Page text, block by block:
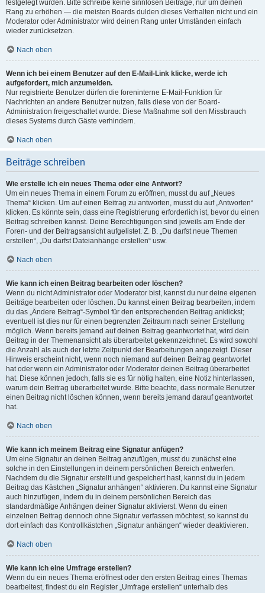
festgelegt wurden. Bitte schreibe keine sinnlosen Beiträge, nur um deinen
Rang zu erhöhen — die meisten Boards dulden dieses Verhalten nicht und ein
Moderator oder Administrator wird deinen Rang unter Umständen einfach
wieder zurücksetzen.
Nach oben
Wenn ich bei einem Benutzer auf den E-Mail-Link klicke, werde ich
aufgefordert, mich anzumelden.
Nur registrierte Benutzer dürfen die foreninterne E-Mail-Funktion für
Nachrichten an andere Benutzer nutzen, falls diese von der Board-
Administration freigeschaltet wurde. Diese Maßnahme soll den Missbrauch
dieses Systems durch Gäste verhindern.
Nach oben
Beiträge schreiben
Wie erstelle ich ein neues Thema oder eine Antwort?
Um ein neues Thema in einem Forum zu eröffnen, musst du auf „Neues
Thema“ klicken. Um auf einen Beitrag zu antworten, musst du auf „Antworten“
klicken. Es könnte sein, dass eine Registrierung erforderlich ist, bevor du einen
Beitrag schreiben kannst. Deine Berechtigungen sind jeweils am Ende der
Foren- und der Beitragsansicht aufgelistet. Z. B. „Du darfst neue Themen
erstellen“, „Du darfst Dateianhänge erstellen“ usw.
Nach oben
Wie kann ich einen Beitrag bearbeiten oder löschen?
Wenn du nicht Administrator oder Moderator bist, kannst du nur deine eigenen
Beiträge bearbeiten oder löschen. Du kannst einen Beitrag bearbeiten, indem
du das „Ändere Beitrag“-Symbol für den entsprechenden Beitrag anklickst;
eventuell ist dies nur für einen begrenzten Zeitraum nach seiner Erstellung
möglich. Wenn bereits jemand auf deinen Beitrag geantwortet hat, wird dein
Beitrag in der Themenansicht als überarbeitet gekennzeichnet. Es wird sowohl
die Anzahl als auch der letzte Zeitpunkt der Bearbeitungen angezeigt. Dieser
Hinweis erscheint nicht, wenn noch niemand auf deinen Beitrag geantwortet
hat oder wenn ein Administrator oder Moderator deinen Beitrag überarbeitet
hat. Diese können jedoch, falls sie es für nötig halten, eine Notiz hinterlassen,
warum dein Beitrag überarbeitet wurde. Bitte beachte, dass normale Benutzer
einen Beitrag nicht löschen können, wenn bereits jemand darauf geantwortet
hat.
Nach oben
Wie kann ich meinem Beitrag eine Signatur anfügen?
Um eine Signatur an deinen Beitrag anzufügen, musst du zunächst eine
solche in den Einstellungen in deinem persönlichen Bereich entwerfen.
Nachdem du die Signatur erstellt und gespeichert hast, kannst du in jedem
Beitrag das Kästchen „Signatur anhängen“ aktivieren. Du kannst eine Signatur
auch hinzufügen, indem du in deinem persönlichen Bereich das
standardmäßige Anhängen deiner Signatur aktivierst. Wenn du einen
einzelnen Beitrag dennoch ohne Signatur verfassen möchtest, so kannst du
dort einfach das Kontrollkästchen „Signatur anhängen“ wieder deaktivieren.
Nach oben
Wie kann ich eine Umfrage erstellen?
Wenn du ein neues Thema eröffnest oder den ersten Beitrag eines Themas
bearbeitest, findest du ein Register „Umfrage erstellen“ unterhalb des